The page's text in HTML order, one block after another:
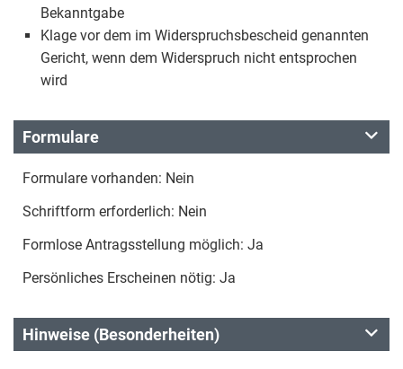
Bekanntgabe
Klage vor dem im Widerspruchsbescheid genannten
Gericht, wenn dem Widerspruch nicht entsprochen
wird
Formulare
Formulare vorhanden: Nein
Schriftform erforderlich: Nein
Formlose Antragsstellung möglich: Ja
Persönliches Erscheinen nötig: Ja
Hinweise (Besonderheiten)